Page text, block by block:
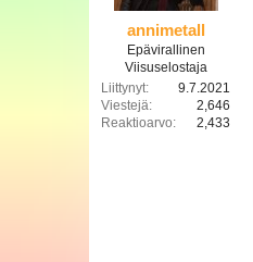
annimetall
Epävirallinen
Viisuselostaja
Liittynyt
9.7.2021
Viestejä
2,646
Reaktioarvo
2,433